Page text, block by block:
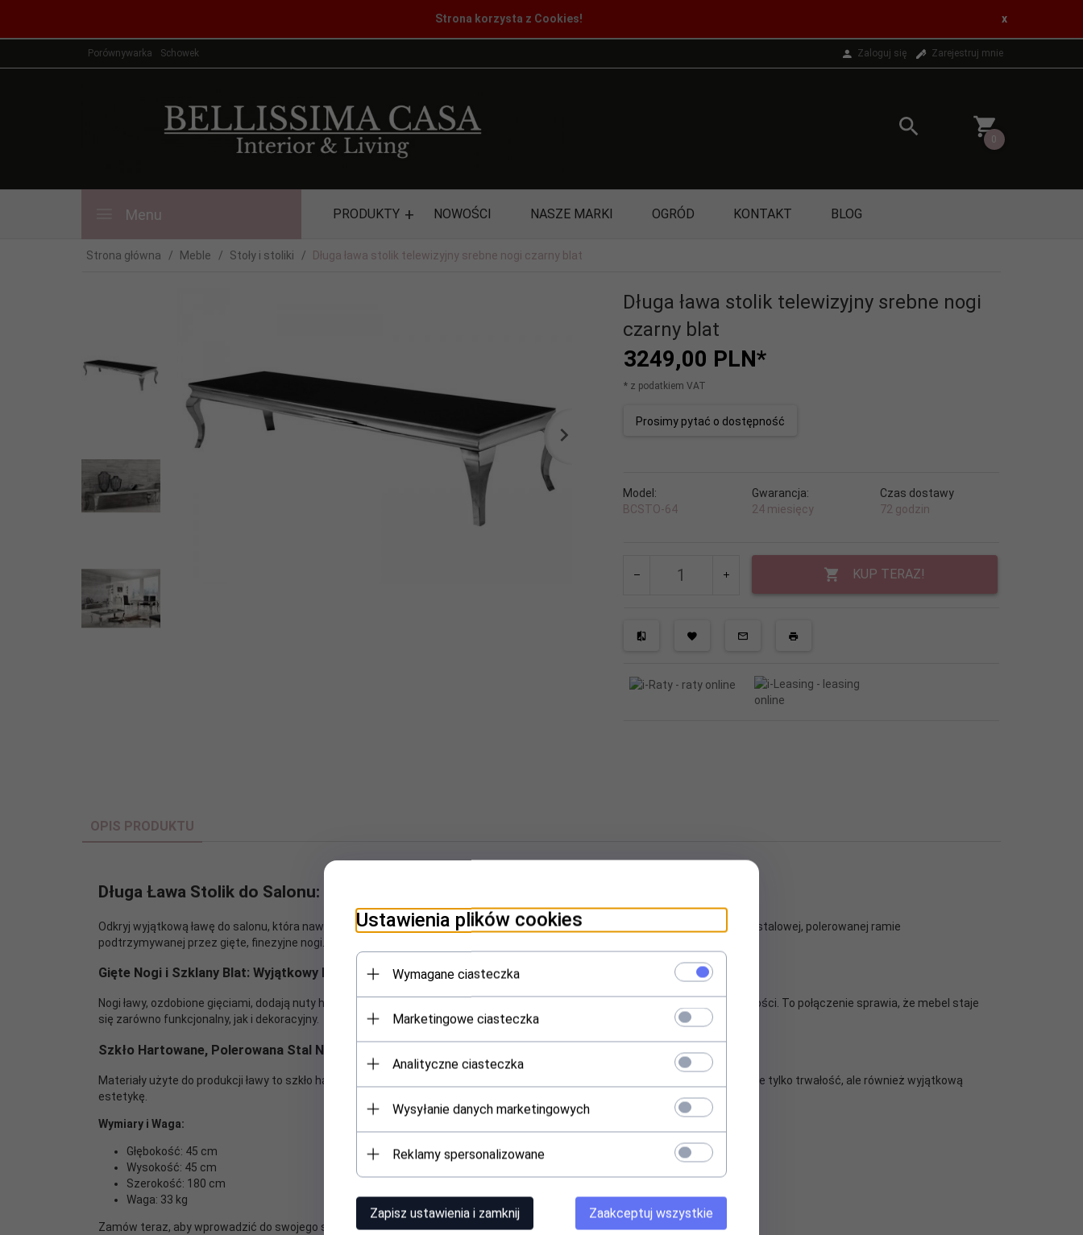
Strona korzysta z Cookies! x
Porównywarka Schowek Zaloguj się Zarejestruj mnie
0
Menu PRODUKTY NOWOŚCI NASZE MARKI OGRÓD KONTAKT BLOG
Strona główna Meble Stoły i stoliki Długa ława stolik telewizyjny srebne nogi czarny blat
Długa ława stolik telewizyjny srebne nogi
czarny blat
3249,00 PLN*
* z podatkiem VAT
Prosimy pytać o dostępność
Model:
BCSTO-64
Gwarancja:
24 miesięcy
Czas dostawy
72 godzin
KUP TERAZ!
OPIS PRODUKTU
Długa Ława Stolik do Salonu: Elegancja i Finezja w Stylu Baroku
Odkryj wyjątkową ławę do salonu, która nawiązuje designem do stylistyki baroku. Jej szklany blat z fazą został umieszczony na stalowej, polerowanej ramie
podtrzymywanej przez gięte, finezyjne nogi.
Gięte Nogi i Szklany Blat: Wyjątkowy Design z Nutą Historyczną
Nogi ławy, ozdobione gięciami, dodają nuty historycznej elegancji, podczas gdy szklany blat z fazą tworzy harmonię nowoczesności. To połączenie sprawia, że mebel staje
się zarówno funkcjonalny, jak i dekoracyjny.
Szkło Hartowane, Polerowana Stal Nierdzewna: Materiały Najwyższej Jakości
Materiały użyte do produkcji ławy to szkło hartowane o grubości 1 cm i polerowana stal nierdzewna. Oba elementy gwarantują nie tylko trwałość, ale również wyjątkową
estetykę.
Wymiary i Waga:
Głębokość: 45 cm
Wysokość: 45 cm
Szerokość: 180 cm
Waga: 33 kg
Zamów teraz, aby wprowadzić do swojego salonu niepowtarzalny klimat elegancji baroku!
Ustawienia plików cookies
Wymagane ciasteczka
Marketingowe ciasteczka
Analityczne ciasteczka
Wysyłanie danych marketingowych
Reklamy spersonalizowane
Zapisz ustawienia i zamknij Zaakceptuj wszystkie